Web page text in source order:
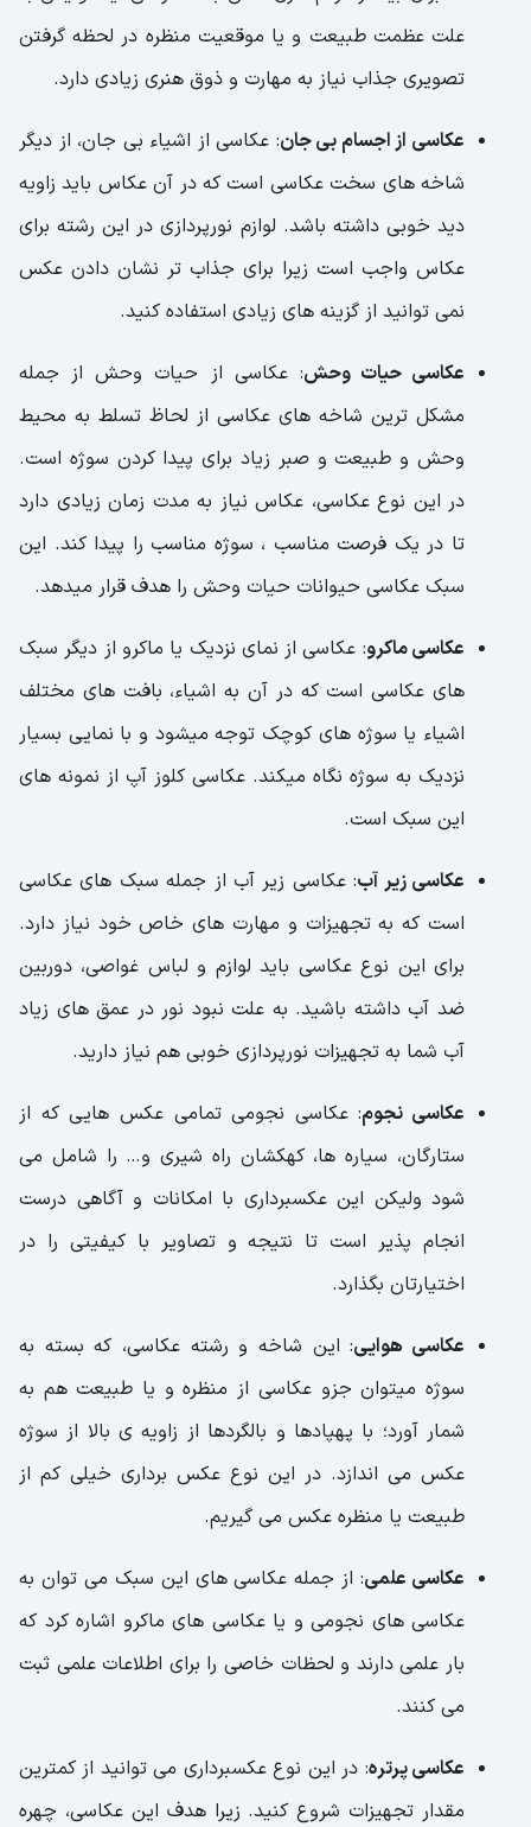
علت عظمت طبیعت و یا موقعیت منظره در لحظه گرفتن
تصویری جذاب نیاز به مهارت و ذوق هنری زیادی دارد.
عکاسی از اجسام بی جان: عکاسی از اشیاء بی جان، از دیگر
شاخه های سخت عکاسی است که در آن عکاس باید زاویه
دید خوبی داشته باشد. لوازم نورپردازی در این رشته برای
عکاس واجب است زیرا برای جذاب تر نشان دادن عکس
نمی توانید از گزینه های زیادی استفاده کنید.
عکاسی حیات وحش: عکاسی از حیات وحش از جمله
مشکل ترین شاخه های عکاسی از لحاظ تسلط به محیط
وحش و طبیعت و صبر زیاد برای پیدا کردن سوژه است.
در این نوع عکاسی، عکاس نیاز به مدت زمان زیادی دارد
تا در یک فرصت مناسب ، سوژه مناسب را پیدا کند. این
سبک عکاسی حیوانات حیات وحش را هدف قرار میدهد.
عکاسی ماکرو: عکاسی از نمای نزدیک یا ماکرو از دیگر سبک
های عکاسی است که در آن به اشیاء، بافت های مختلف
اشیاء یا سوژه های کوچک توجه میشود و با نمایی بسیار
نزدیک به سوژه نگاه میکند. عکاسی کلوز آپ از نمونه های
این سبک است.
عکاسی زیر آب: عکاسی زیر آب از جمله سبک های عکاسی
است که به تجهیزات و مهارت های خاص خود نیاز دارد.
برای این نوع عکاسی باید لوازم و لباس غواصی، دوربین
ضد آب داشته باشید. به علت نبود نور در عمق های زیاد
آب شما به تجهیزات نورپردازی خوبی هم نیاز دارید.
عکاسی نجوم: عکاسی نجومی تمامی عکس هایی که از
ستارگان، سیاره ها، کهکشان راه شیری و… را شامل می
شود ولیکن این عکسبرداری با امکانات و آگاهی درست
انجام پذیر است تا نتیجه و تصاویر با کیفیتی را در
اختیارتان بگذارد.
عکاسی هوایی: این شاخه و رشته عکاسی، که بسته به
سوژه میتوان جزو عکاسی از منظره و یا طبیعت هم به
شمار آورد؛ با پهپادها و بالگردها از زاویه ی بالا از سوژه
عکس می اندازد. در این نوع عکس برداری خیلی کم از
طبیعت یا منظره عکس می گیریم.
عکاسی علمی: از جمله عکاسی های این سبک می توان به
عکاسی های نجومی و یا عکاسی های ماکرو اشاره کرد که
بار علمی دارند و لحظات خاصی را برای اطلاعات علمی ثبت
می کنند.
عکاسی پرتره: در این نوع عکسبرداری می توانید از کمترین
مقدار تجهیزات شروع کنید. زیرا هدف این عکاسی، چهره